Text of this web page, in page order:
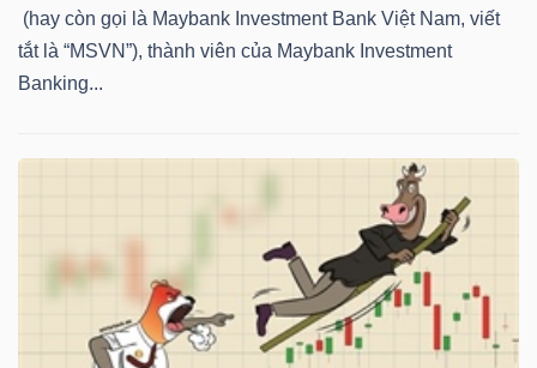
(hay còn gọi là Maybank Investment Bank Việt Nam, viết
tắt là “MSVN”), thành viên của Maybank Investment
Banking...
VS-
SECTOR